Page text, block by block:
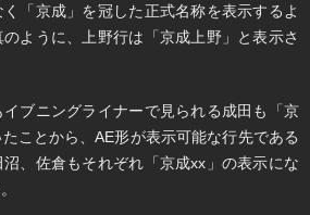
「京成」を冠した正式名称を表示するよ
ように、上野行は「京成上野」と表示さ
イブニングライナーで見られる成田も「京
ことから、AE形が表示可能な行先である
、佐倉もそれぞれ「京成xx」の表示にな